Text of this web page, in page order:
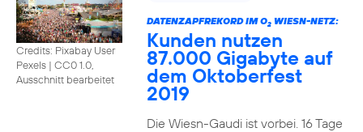
Credits: Pixabay User
Pexels | CC0 1.0,
Ausschnitt bearbeitet
DATENZAPFREKORD IM O2WIESN-NETZ:
Kunden nutzen
87.000 Gigabyte auf
dem Oktoberfest
2019
Die Wiesn-Gaudi ist vorbei. 16 Tage